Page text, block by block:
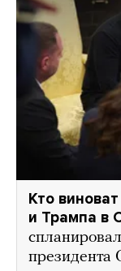
Кто
и Трампа в